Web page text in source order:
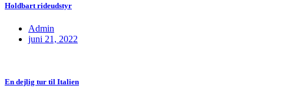
Holdbart rideudstyr
Admin
juni 21, 2022
En dejlig tur til Italien